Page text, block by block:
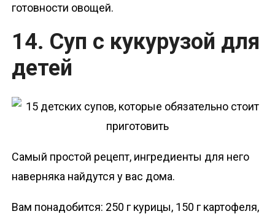
готовности овощей.
14. Суп с кукурузой для
детей
Самый простой рецепт, ингредиенты для него
наверняка найдутся у вас дома.
Вам понадобится: 250 г курицы, 150 г картофеля,